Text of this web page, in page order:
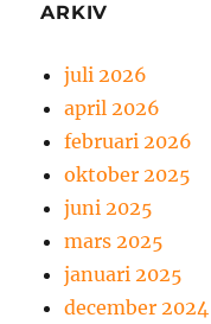
ARKIV
juli 2026
april 2026
februari 2026
oktober 2025
juni 2025
mars 2025
januari 2025
december 2024